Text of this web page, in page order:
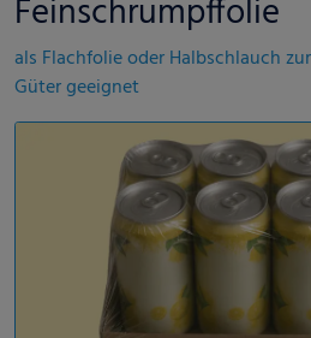
Feinschrumpffolie
als Flachfolie oder Halbschlauch
Güter geeignet